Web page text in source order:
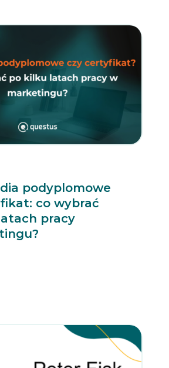
podyplomowe
co wybrać
pracy